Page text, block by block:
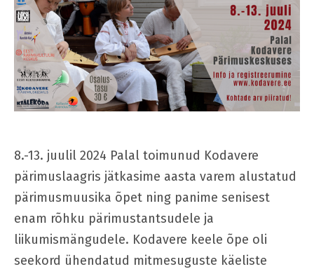
8.-13. juulil 2024 Palal toimunud Kodavere
pärimuslaagris jätkasime aasta varem alustatud
pärimusmuusika õpet ning panime senisest
enam rõhku pärimustantsudele ja
liikumismängudele. Kodavere keele õpe oli
seekord ühendatud mitmesuguste käeliste